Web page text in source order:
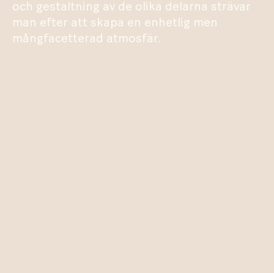
och gestaltning av de olika delarna strävar
man efter att skapa en enhetlig men
mångfacetterad atmosfär.